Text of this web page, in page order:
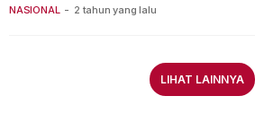
NASIONAL - 2 tahun yang lalu
LIHAT LAINNYA